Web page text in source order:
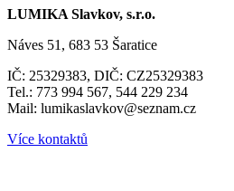
LUMIKA Slavkov, s.r.o.
Náves 51, 683 53 Šaratice
IČ: 25329383, DIČ: CZ25329383
Tel.: 773 994 567, 544 229 234
Mail: lumikaslavkov@seznam.cz
Více kontaktů